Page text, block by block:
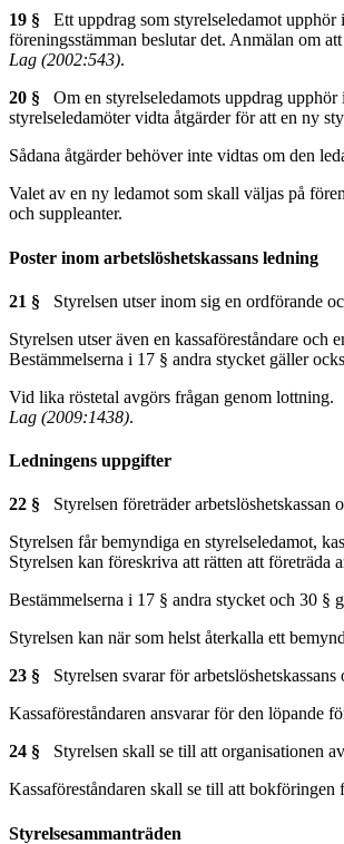
19 § Ett uppdrag som styrelseledamot upphör
föreningsstämman beslutar det. Anmälan om
Lag (2002:543).
20 § Om en styrelseledamots uppdrag
styrelseledamöter vidta åtgärder för att en ny
Sådana åtgärder behöver inte vidtas om den
Valet av en ny ledamot som skall väljas på
och suppleanter.
Poster inom arbetslöshetskassans ledning
21 § Styrelsen utser inom sig en ordförande
Styrelsen utser även en kassaföreståndare och
Bestämmelserna i 17 § andra stycket gäller
Vid lika röstetal avgörs frågan genom lottning.
Lag (2009:1438).
Ledningens uppgifter
22 § Styrelsen företräder arbetslöshetskassan
Styrelsen får bemyndiga en styrelseledamot,
Styrelsen kan föreskriva att rätten att företräda
Bestämmelserna i 17 § andra stycket och 30 §
Styrelsen kan när som helst återkalla ett
23 § Styrelsen svarar för
Kassaföreståndaren ansvarar för den löpande
24 § Styrelsen skall se till att organisationen
Kassaföreståndaren skall se till att bokföringen
Styrelsesammanträden